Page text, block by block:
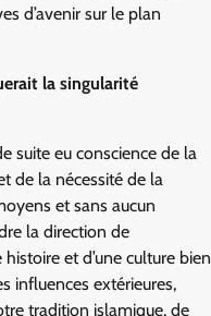
d’avenir sur le plan
la singularité
suite eu conscience de la
de la nécessité de la
et sans aucun
la direction de
histoire et d’une culture bien
influences extérieures,
tradition islamique, de